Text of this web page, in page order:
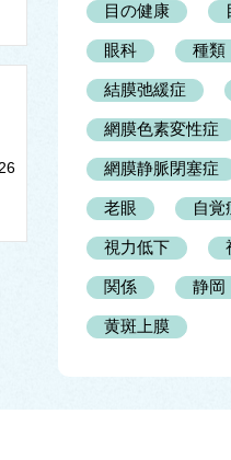
目の健康
眼科 種類
結膜弛緩症
網膜色素変性症
網膜静脈閉塞症
老眼 自覚
視力低下
関係 静岡
黄斑上膜